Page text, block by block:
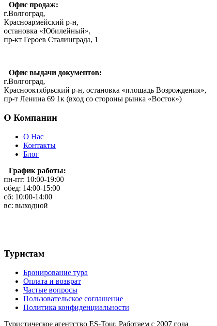
Офис продаж:
г.Волгоград,
Красноармейский р-н,
остановка «Юбилейный»,
пр-кт Героев Сталинграда, 1
Офис выдачи документов:
г.Волгоград,
Краснооктябрьский р-н, остановка «площадь Возрождения»,
пр-т Ленина 69 1к (вход со стороны рынка «Восток»)
О Компании
О Нас
Контакты
Блог
График работы:
пн-пт: 10:00-19:00
обед: 14:00-15:00
сб: 10:00-14:00
вс: выходной
Туристам
Бронирование тура
Оплата и возврат
Частые вопросы
Пользовательское соглашение
Политика конфиденциальности
Туристическое агентство ES-Tour. Работаем с 2007 года